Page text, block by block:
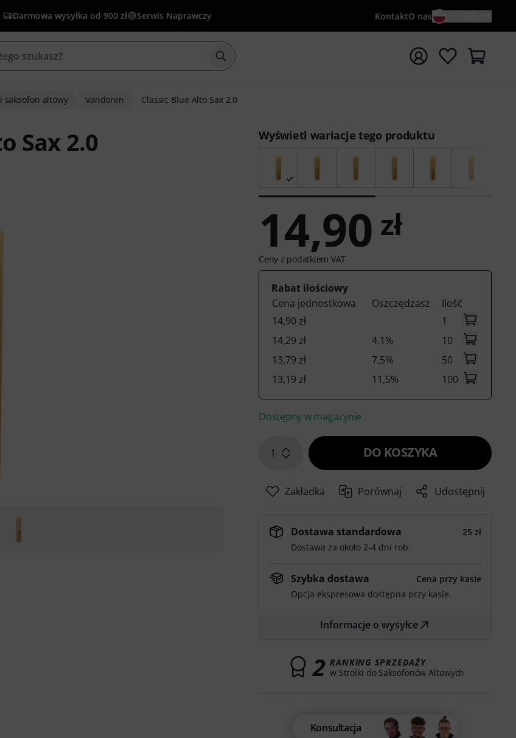
Darmowa wysyłka od 900 zł Serwis Naprawczy KontaktO nas
Rozpocznij wyszukiwanie od słowa kluczowego {searchTerm}
saksofon altowy Vandoren Classic Blue Alto Sax 2.0
Sax 2.0 Wyświetl wariacje tego produktu
14,90 zł
Ceny z podatkiem VAT
Rabat ilościowy
Cena jednostkowa
Oszczędzasz
Ilość
14,90 zł
1
14,29 zł
4,1%
10
13,79 zł
7,5%
50
13,19 zł
11,5% 100
Dostępny w magazynie
1 DO KOSZYKA
Zakładka Porównaj Udostępnij
Dostawa standardowa
25 zł
Dostawa za około 2-4 dni rob.
Szybka dostawa
Cena przy kasie
Opcja ekspresowa dostępna przy kasie.
Informacje o wysyłce
2 RANKING SPRZEDAŻY
w Stroiki do Saksofonów Altowych
Konsultacja